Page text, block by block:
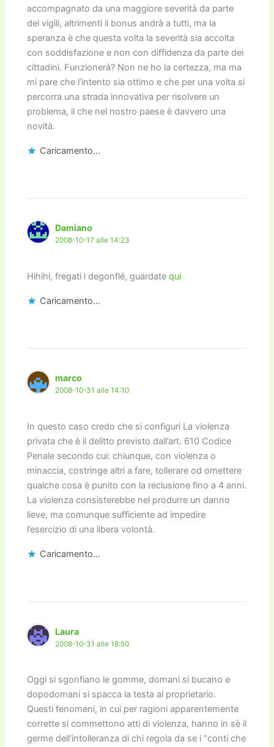
accompagnato da una maggiore severità da parte
dei vigili, altrimenti il bonus andrà a tutti, ma la
speranza è che questa volta la severità sia accolta
con soddisfazione e non con diffidenza da parte dei
cittadini. Funzionerà? Non ne ho la certezza, ma ma
mi pare che l’intento sia ottimo e che per una volta si
percorra una strada innovativa per risolvere un
problema, il che nel nostro paese è davvero una
novità.
Caricamento...
Damiano
2008-10-17 alle 14:23
Hihihi, fregati i degonflé, guardatequi
Caricamento...
marco
2008-10-31 alle 14:10
In questo caso credo che si configuri La violenza
privata che è il delitto previsto dall’art. 610 Codice
Penale secondo cui: chiunque, con violenza o
minaccia, costringe altri a fare, tollerare od omettere
qualche cosa è punito con la reclusione fino a 4 anni.
La violenza consisterebbe nel produrre un danno
lieve, ma comunque sufficiente ad impedire
l’esercizio di una libera volontà.
Caricamento...
Laura
2008-10-31 alle 18:50
Oggi si sgonfiano le gomme, domani si bucano e
dopodomani si spacca la testa al proprietario.
Questi fenomeni, in cui per ragioni apparentemente
corrette si commettono atti di violenza, hanno in sè il
germe dell’intolleranza di chi regola da se i “conti che